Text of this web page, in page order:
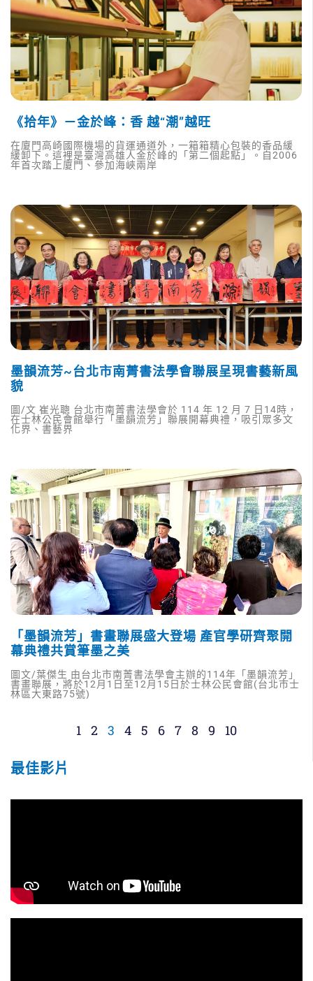
《拾年》－金於峰：香 越“潮”越旺
在廈門高崎國際機場的貨運通道外，一箱箱精心包裝的香品緩
緩卸下。這裡是臺灣高雄人金於峰的「第二個起點」。自2006
年首次踏上廈門、參加海峽兩岸
墨韻流芳~台北市南菁書法學會聯展呈現書藝新風
貌
圖/文 崔光聰 台北市南菁書法學會於 114 年 12 月 7 日14時，
在士林公民會館舉行「墨韻流芳」聯展開幕典禮，吸引眾多文
化界、書藝界
「墨韻流芳」書畫聯展盛大登場 產官學研齊聚開
幕典禮共賞筆墨之美
圖文/葉傑生 由台北市南菁書法學會主辦的114年「墨韻流芳」
書畫聯展，將於12月1日至12月15日於士林公民會館(台北市士
林區大東路75號)
1 2 3 4 5 6 7 8 9 10
最佳影片